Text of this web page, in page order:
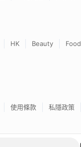
HK Beauty Food
使用條款 私隱政策